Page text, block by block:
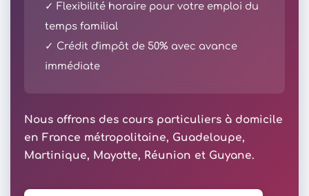
✓ Flexibilité horaire pour votre emploi du
temps familial
✓ Crédit d'impôt de 50% avec avance
immédiate
Nous offrons des cours particuliers à domicile
en France métropolitaine, Guadeloupe,
Martinique, Mayotte, Réunion et Guyane.